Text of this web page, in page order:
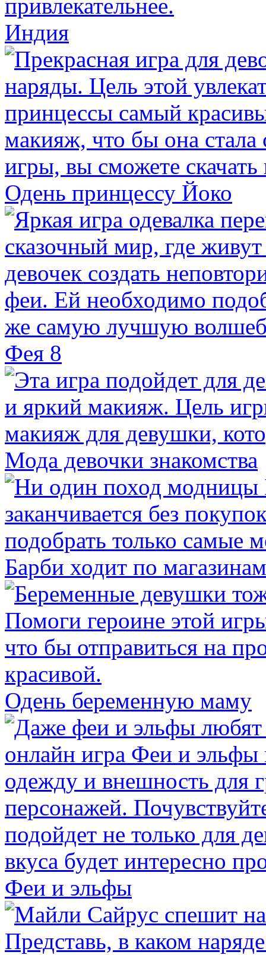
Индия
Одень принцессу Йоко
Фея 8
Мода девочки знакомства
Барби ходит по магазинам
Одень беременную маму
Феи и эльфы